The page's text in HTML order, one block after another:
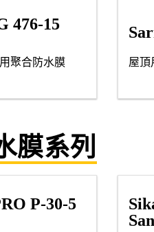
476-15
聚合防水膜 屋頂
膜系列
P-30-5